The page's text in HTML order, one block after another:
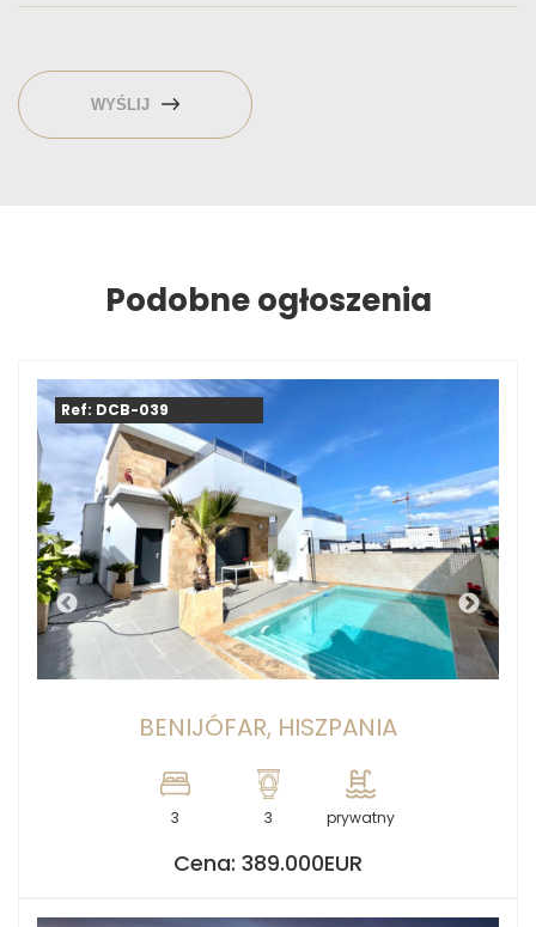
WYŚLIJ
Podobne ogłoszenia
Ref: DCB-039
BENIJÓFAR, HISZPANIA
3 3 prywatny
Cena: 389.000EUR